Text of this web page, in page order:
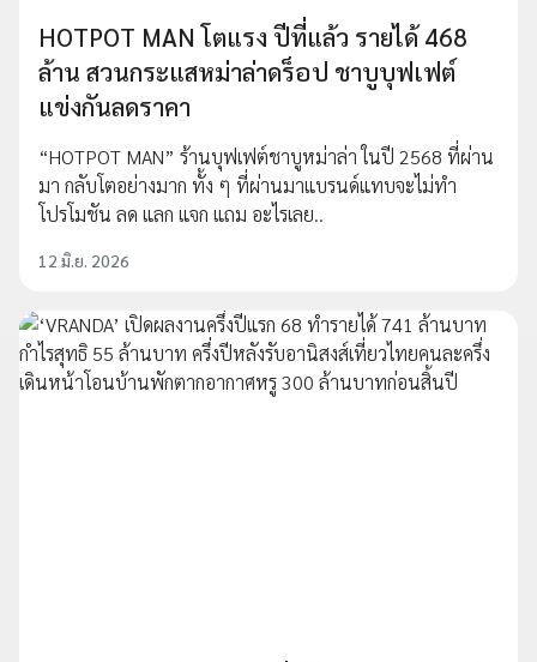
HOTPOT MAN โตแรง ปีที่แล้ว รายได้ 468
ล้าน สวนกระแสหม่าล่าดร็อป ชาบูบุฟเฟต์
แข่งกันลดราคา
“HOTPOT MAN” ร้านบุฟเฟต์ชาบูหม่าล่า ในปี 2568 ที่ผ่าน
มา กลับโตอย่างมาก ทั้ง ๆ ที่ผ่านมาแบรนด์แทบจะไม่ทำ
โปรโมชัน ลด แลก แจก แถม อะไรเลย..
12 มิ.ย. 2026